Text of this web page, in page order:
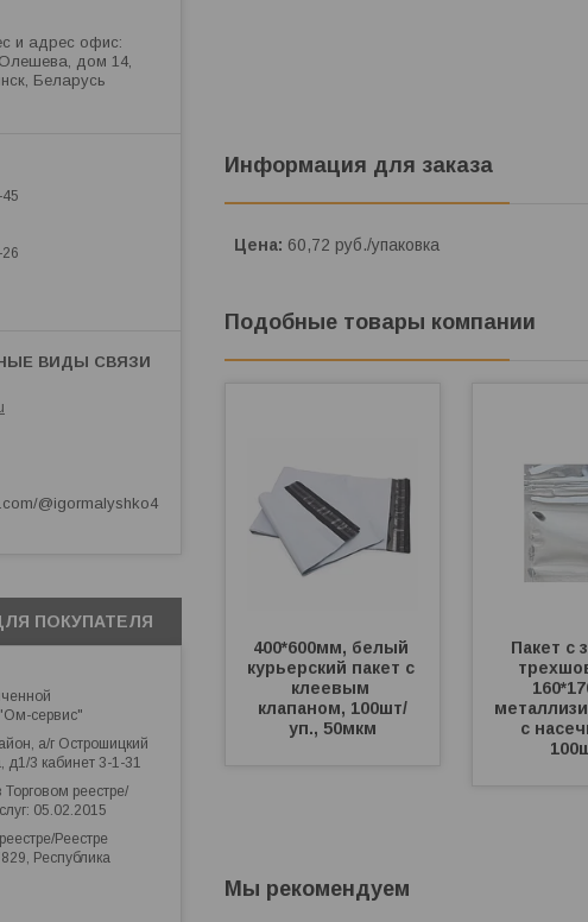
Информация для заказа
Цена: 60,72 руб./упаковка
Подобные товары компании
400*600мм, белый
курьерский пакет с
клеевым
клапаном, 100шт/
уп., 50мкм
Пакет с
с
Мы рекомендуем
и адрес офис:
дом 14,
Беларусь
@igormalyshko4
ПОКУПАТЕЛЯ
сервис"
а/г Острошицкий
д1/3 кабинет 3-1-31
Торговом реестре/
05.02.2015
Реестре
Республика